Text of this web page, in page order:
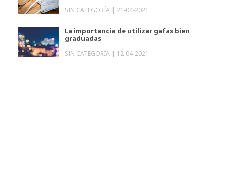
SIN CATEGORÍA | 21-04-2021
La importancia de utilizar gafas bien
graduadas
SIN CATEGORÍA | 12-04-2021